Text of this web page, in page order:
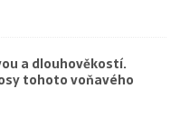
a dlouhověkostí.
tohoto voňavého